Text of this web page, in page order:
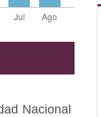
Nacional